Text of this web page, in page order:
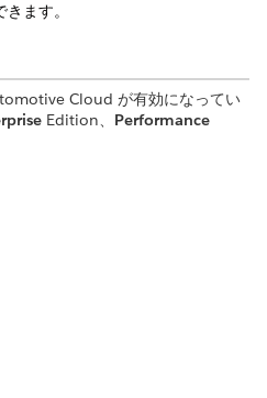
ます。
Cloud が有効になってい
Edition、 Performance
次のとおりです。